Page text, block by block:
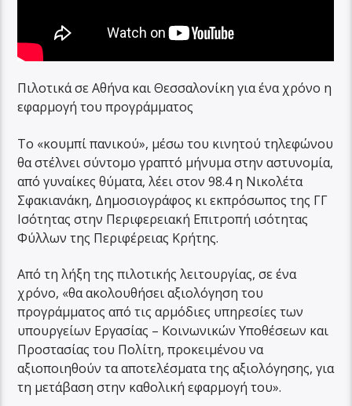
Πιλοτικά σε Αθήνα και Θεσσαλονίκη για ένα χρόνο η
εφαρμογή του προγράμματος
Το «κουμπί πανικού», μέσω του κινητού τηλεφώνου
θα στέλνει σύντομο γραπτό μήνυμα στην αστυνομία,
από γυναίκες θύματα, λέει στον 98.4 η Νικολέτα
Σφακιανάκη, Δημοσιογράφος κι εκπρόσωπος της ΓΓ
Ισότητας στην Περιφερειακή Επιτροπή ισότητας
Φύλλων της Περιφέρειας Κρήτης.
Από τη λήξη της πιλοτικής λειτουργίας, σε ένα
χρόνο, «θα ακολουθήσει αξιολόγηση του
προγράμματος από τις αρμόδιες υπηρεσίες των
υπουργείων Εργασίας – Κοινωνικών Υποθέσεων και
Προστασίας του Πολίτη, προκειμένου να
αξιοποιηθούν τα αποτελέσματα της αξιολόγησης, για
τη μετάβαση στην καθολική εφαρμογή του».